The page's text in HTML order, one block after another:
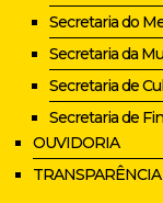
Secretaria do
Secretaria da
Secretaria de
Secretaria de
OUVIDORIA
TRANSPARÊNCIA